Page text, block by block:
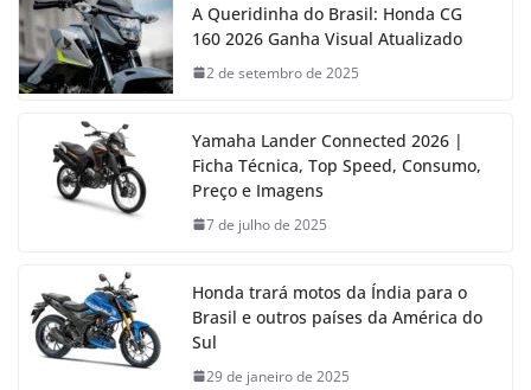
A Queridinha do Brasil: Honda CG
160 2026 Ganha Visual Atualizado
2 de setembro de 2025
Yamaha Lander Connected 2026 |
Ficha Técnica, Top Speed, Consumo,
Preço e Imagens
7 de julho de 2025
Honda trará motos da Índia para o
Brasil e outros países da América do
Sul
29 de janeiro de 2025